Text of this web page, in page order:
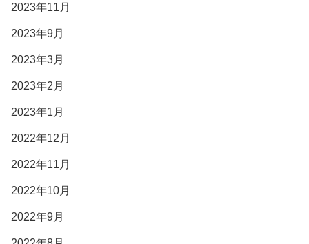
2023年11月
2023年9月
2023年3月
2023年2月
2023年1月
2022年12月
2022年11月
2022年10月
2022年9月